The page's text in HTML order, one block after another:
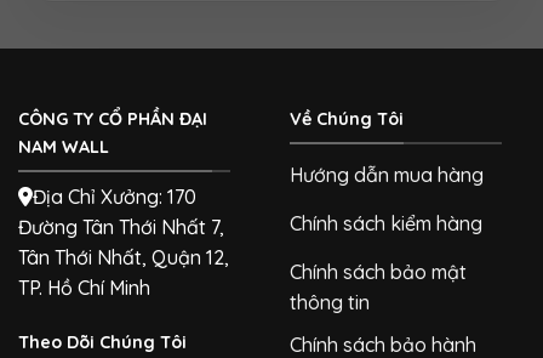
CÔNG TY CỔ PHẦN ĐẠI
NAM WALL
Địa Chỉ Xưởng: 170
Đường Tân Thới Nhất 7,
Tân Thới Nhất, Quận 12,
TP. Hồ Chí Minh
Theo Dõi Chúng Tôi
Về Chúng Tôi
Hướng dẫn mua hàng
Chính sách kiểm hàng
Chính sách bảo mật
thông tin
Chính sách bảo hành